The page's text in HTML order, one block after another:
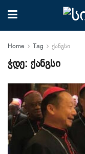
Home Tag ქანგსი
ჭდე: ქანგსი